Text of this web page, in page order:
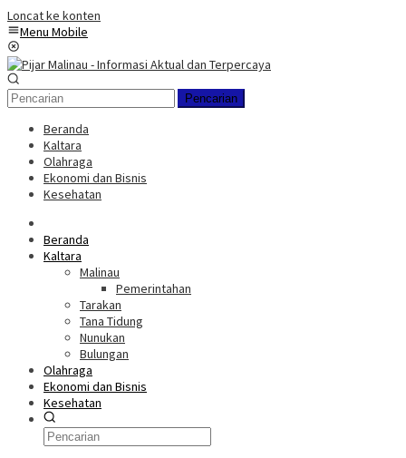
Loncat ke konten
Menu Mobile
Pencarian
Beranda
Kaltara
Olahraga
Ekonomi dan Bisnis
Kesehatan
Beranda
Kaltara
Malinau
Pemerintahan
Tarakan
Tana Tidung
Nunukan
Bulungan
Olahraga
Ekonomi dan Bisnis
Kesehatan